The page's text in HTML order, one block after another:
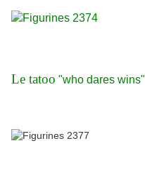
Le tatoo "who dares wins"